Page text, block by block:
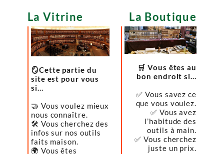
La Vitrine
🪞Cette partie du
site est pour vous
si…
🤝 Vous voulez mieux
nous connaître.
🛠️ Vous cherchez des
infos sur nos outils
faits maison.
🌍 Vous êtes
La Boutique
🛒 Vous êtes au
bon endroit si…
✅ Vous savez ce
que vous voulez.
✅ Vous avez
l’habitude des
outils à main.
✅ Vous cherchez
juste un prix.